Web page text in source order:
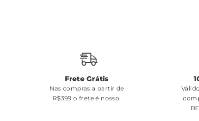
Frete Grátis
Nas compras a partir de
R$399 o frete é nosso.